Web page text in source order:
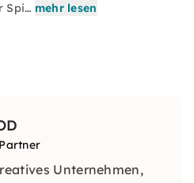
Spi… mehr lesen
Unternehmen,